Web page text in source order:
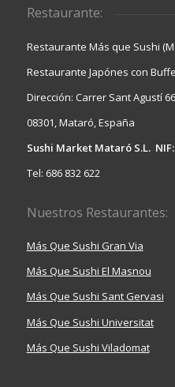
Restaurante:
Restaurante Más que Sushi
Restaurante Japónes con
Dirección: Carrer Sant Agustí
08301, Mataró, España
Sushi Market Mataró S.L. NIF:
Tel: 686 832 622
Nuestros Restaurantes:
Más Que Sushi Gran Via
Más Que Sushi El Masnou
Más Que Sushi Sant Gervasi
Más Que Sushi Universitat
Más Que Sushi Viladomat